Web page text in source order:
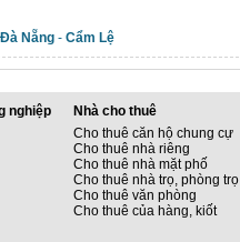
Đà Nẵng - Cẩm Lệ
nghiệp
Nhà cho thuê
Cho thuê căn hộ chung cự
Cho thuê nhà riêng
Cho thuê nhà mặt phố
Cho thuê nhà trọ, phòng trọ
Cho thuê văn phòng
Cho thuê của hàng, kiốt